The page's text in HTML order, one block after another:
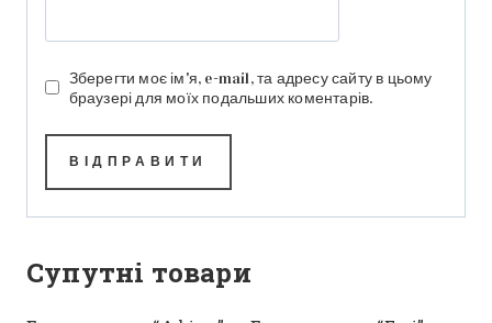
Зберегти моє ім'я, e-mail, та адресу сайту в цьому
браузері для моїх подальших коментарів.
Супутні товари